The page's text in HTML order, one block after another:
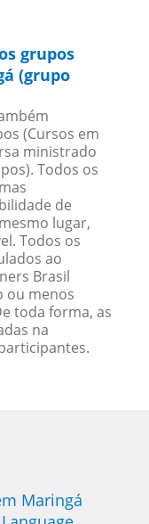
grupos
(grupo
(Cursos em
ministrado
Todos os
de
lugar,
Todos os
ao
Brasil
ou menos
toda forma, as
na
Maringá